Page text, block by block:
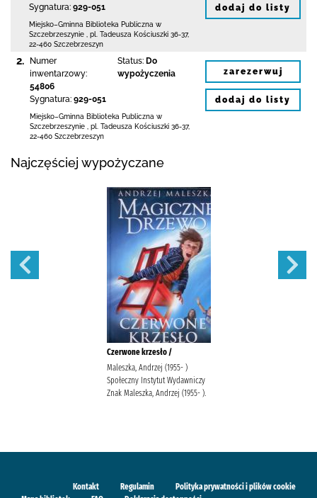
Sygnatura: 929-051
Miejsko–Gminna Biblioteka Publiczna w
Szczebrzeszynie
pl. Tadeusza Kościuszki 36-37,
22-460 Szczebrzeszyn
dodaj do listy
2.
Numer
inwentarzowy:
54806
Sygnatura: 929-051
Status: Do
wypożyczenia
Miejsko–Gminna Biblioteka Publiczna w
Szczebrzeszynie
pl. Tadeusza Kościuszki 36-37,
22-460 Szczebrzeszyn
zarezerwuj
dodaj do listy
Najczęściej wypożyczane
Czerwone krzesło /
Maleszka, Andrzej (1955- )
Społeczny Instytut Wydawniczy
Znak Maleszka, Andrzej (1955- ).
Kontakt Regulamin
Polityka prywatności i plików cookie